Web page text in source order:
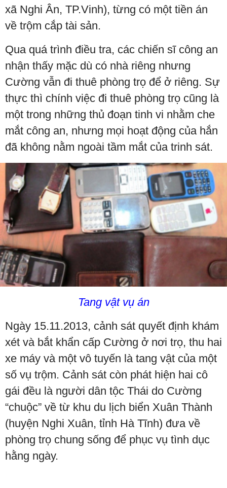
xã Nghi Ân, TP.Vinh), từng có một tiền án
về trộm cắp tài sản.
Qua quá trình điều tra, các chiến sĩ công an
nhận thấy mặc dù có nhà riêng nhưng
Cường vẫn đi thuê phòng trọ để ở riêng. Sự
thực thì chính việc đi thuê phòng trọ cũng là
một trong những thủ đoạn tinh vi nhằm che
mắt công an, nhưng mọi hoạt động của hắn
đã không nằm ngoài tầm mắt của trinh sát.
Tang vật vụ án
Ngày 15.11.2013, cảnh sát quyết định khám
xét và bắt khẩn cấp Cường ở nơi trọ, thu hai
xe máy và một vô tuyến là tang vật của một
số vụ trộm. Cảnh sát còn phát hiện hai cô
gái đều là người dân tộc Thái do Cường
“chuộc” về từ khu du lịch biển Xuân Thành
(huyện Nghi Xuân, tỉnh Hà Tĩnh) đưa về
phòng trọ chung sống để phục vụ tình dục
hằng ngày.